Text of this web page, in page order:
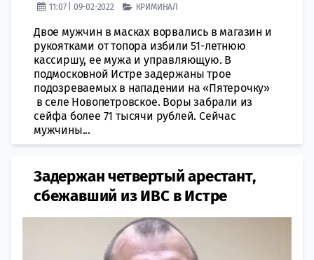
11:07 | 09-02-2022 КРИМИНАЛ
Двое мужчин в масках ворвались в магазин и
рукоятками от топора избили 51-летнюю
кассиршу, ее мужа и управляющую. В
подмосковной Истре задержаны трое
подозреваемых в нападении на «Пятерочку»
в селе Новопетровское. Воры забрали из
сейфа более 71 тысячи рублей. Сейчас
мужчины...
Задержан четвертый арестант,
сбежавший из ИВС в Истре